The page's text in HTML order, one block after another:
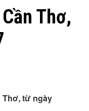
Thơ,
Thơ, từ ngày